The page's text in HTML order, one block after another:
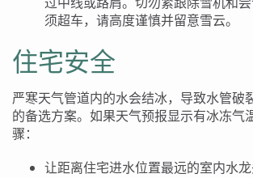
须超车，请高度谨慎并留意雪云。
住宅安全
严寒天气管道内的水会结冰，导致水管破
的备选方案。如果天气预报显示有冰冻气
骤：
让距离住宅进水位置最远的室内水龙